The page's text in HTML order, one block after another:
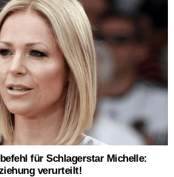
für Schlagerstar Michelle:
verurteilt!